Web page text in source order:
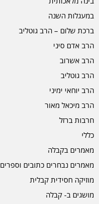
במעגלות השנה
ברכת שלום – הרב גוטליב
הרב אדם סיני
הרב אשרוב
הרב גוטליב
הרב יוחאי ימיני
הרב מיכאל מאור
חרבות ברזל
כללי
מאמרים בקבלה
מאמרים נבחרים כתובים וספרים
מוזיקה חסידית קבלית
מושגים ב- קבלה